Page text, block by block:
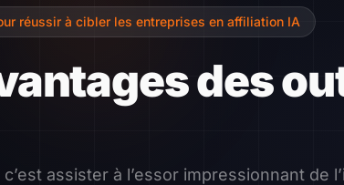
réussir à cibler les entreprises en affiliation IA
des
assister à l’essor impressionnant de